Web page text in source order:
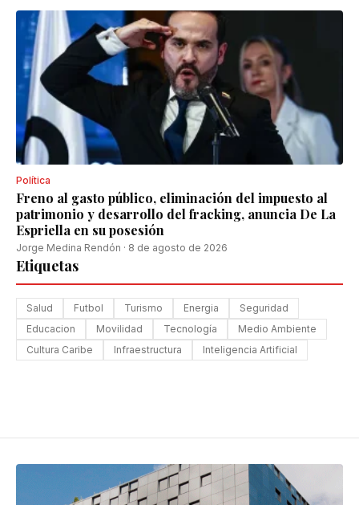
Política
Freno al gasto público, eliminación del impuesto al
patrimonio y desarrollo del fracking, anuncia De La
Espriella en su posesión
Jorge Medina Rendón · 8 de agosto de 2026
Etiquetas
Salud Futbol Turismo Energia
Seguridad
Educacion
Movilidad Tecnología
Medio Ambiente
Cultura Caribe
Infraestructura Inteligencia Artificial